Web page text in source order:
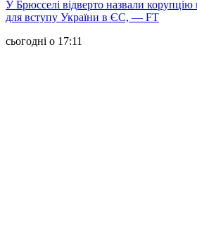
У Брюсселі відверто назвали
для вступу України в ЄС, — FT
сьогодні о 17:11